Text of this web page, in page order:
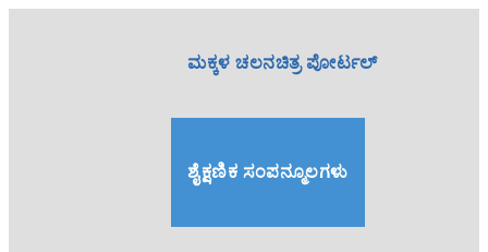
ಮಕ್ಕಳ ಚಲನಚಿತ್ರ ಪೋರ್ಟಲ್
ಶೈಕ್ಷಣಿಕ ಸಂಪನ್ಮೂಲಗಳು